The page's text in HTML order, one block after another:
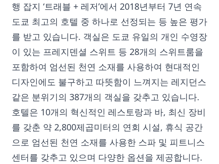
행 잡지 ‘트래블 + 레저’에서 2018년부터 7년 연속
도쿄 최고의 호텔 중 하나로 선정되는 등 높은 평가
를 받고 있습니다. 객실은 도쿄 유일의 개인 수영장
이 있는 프레지덴셜 스위트 등 28개의 스위트룸을
포함하여 엄선된 천연 소재를 사용하여 현대적인
디자인에도 불구하고 따뜻함이 느껴지는 레지던스
같은 분위기의 387개의 객실을 갖추고 있습니다.
호텔은 10개의 혁신적인 레스토랑과 바, 최신 장비
를 갖춘 약 2,800제곱미터의 연회 시설, 휴식 공간
으로 엄선된 천연 소재를 사용한 스파 및 피트니스
센터를 갖추고 있으며 다양한 옵션을 제공합니다.